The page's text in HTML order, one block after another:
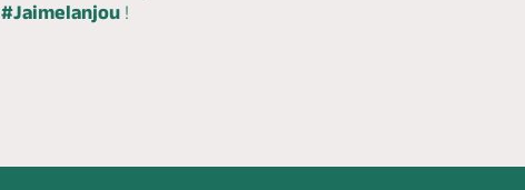
#Jaimelanjou !